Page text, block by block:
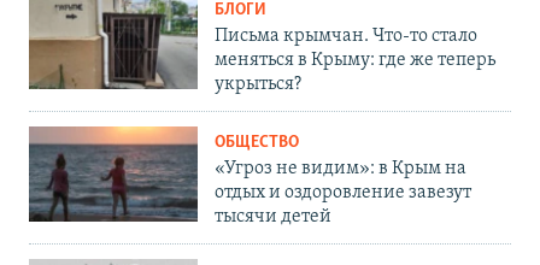
БЛОГИ
Письма крымчан. Что-то стало
меняться в Крыму: где же теперь
укрыться?
ОБЩЕСТВО
«Угроз не видим»: в Крым на
отдых и оздоровление завезут
тысячи детей